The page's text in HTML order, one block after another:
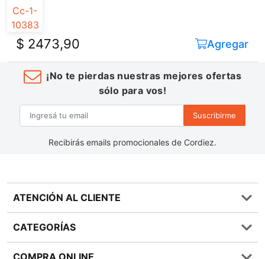
$ 2473,90 Agregar
¡No te pierdas nuestras mejores ofertas
sólo para vos!
Suscribirme
Recibirás emails promocionales de Cordiez.
ATENCIÓN AL CLIENTE
Preguntas frecuentes
0810 555 1970
CATEGORÍAS
COMPRA ONLINE